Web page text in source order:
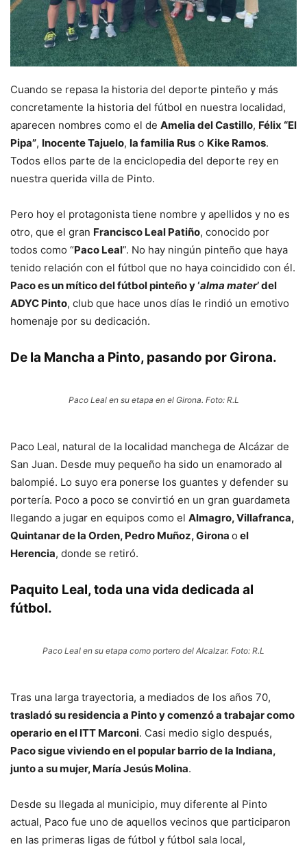
Cuando se repasa la historia del deporte pinteño y más
concretamente la historia del fútbol en nuestra localidad,
aparecen nombres como el de Amelia del Castillo, Félix “El
Pipa”, Inocente Tajuelo, la familia Rus o Kike Ramos.
Todos ellos parte de la enciclopedia del deporte rey en
nuestra querida villa de Pinto.
Pero hoy el protagonista tiene nombre y apellidos y no es
otro, que el gran Francisco Leal Patiño, conocido por
todos como “Paco Leal”. No hay ningún pinteño que haya
tenido relación con el fútbol que no haya coincidido con él.
Paco es un mítico del fútbol pinteño y ‘alma mater’ del
ADYC Pinto, club que hace unos días le rindió un emotivo
homenaje por su dedicación.
De la Mancha a Pinto, pasando por Girona.
Paco Leal en su etapa en el Girona. Foto: R.L
Paco Leal, natural de la localidad manchega de Alcázar de
San Juan. Desde muy pequeño ha sido un enamorado al
balompié. Lo suyo era ponerse los guantes y defender su
portería. Poco a poco se convirtió en un gran guardameta
llegando a jugar en equipos como el Almagro, Villafranca,
Quintanar de la Orden, Pedro Muñoz, Girona o el
Herencia, donde se retiró.
Paquito Leal, toda una vida dedicada al
fútbol.
Paco Leal en su etapa como portero del Alcalzar. Foto: R.L
Tras una larga trayectoria, a mediados de los años 70,
trasladó su residencia a Pinto y comenzó a trabajar como
operario en el ITT Marconi. Casi medio siglo después,
Paco sigue viviendo en el popular barrio de la Indiana,
junto a su mujer, María Jesús Molina.
Desde su llegada al municipio, muy diferente al Pinto
actual, Paco fue uno de aquellos vecinos que participaron
en las primeras ligas de fútbol y fútbol sala local,